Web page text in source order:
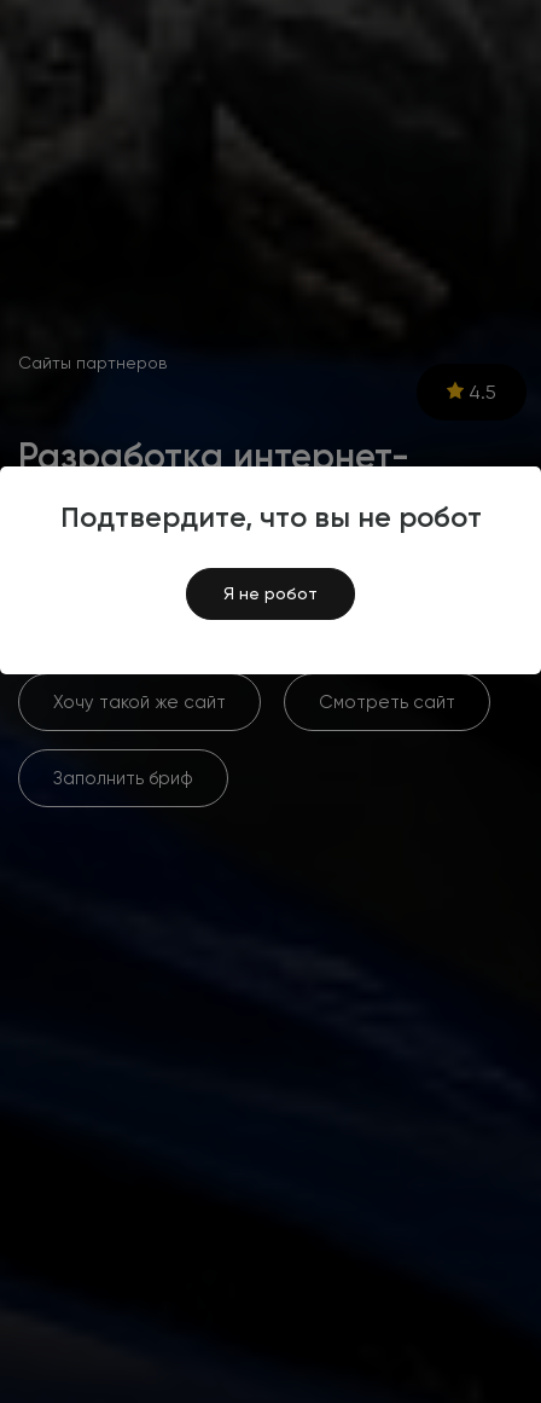
Подтвердите, что вы не робот
Я не робот
Сайты партнеров
Разработка интернет-
магазина мототехники,
запчастей и экипировки
Хочу такой же сайт Смотреть сайт
Заполнить бриф
4.5